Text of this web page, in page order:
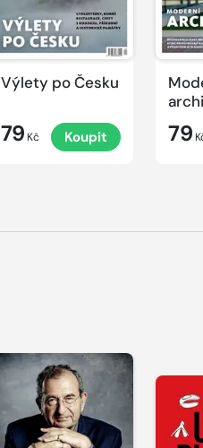
Výlety po Česku
79 Kč Koupit 79